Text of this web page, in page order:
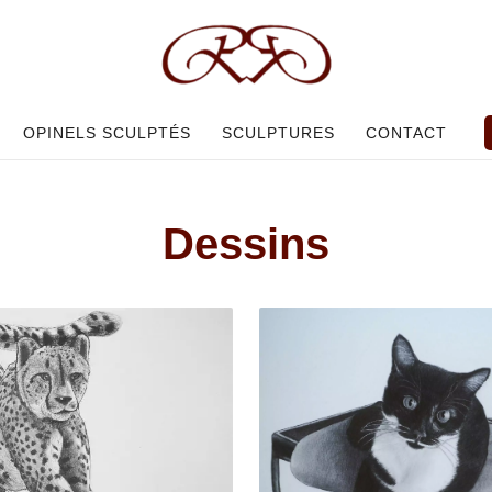
OPINELS SCULPTÉS SCULPTURES CONTACT
Dessins